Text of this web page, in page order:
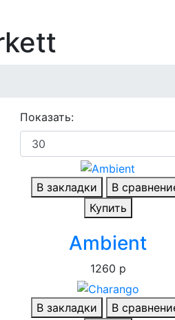
Показать:
В закладки
В
Купить
Ambient
1260 р
В закладки
В